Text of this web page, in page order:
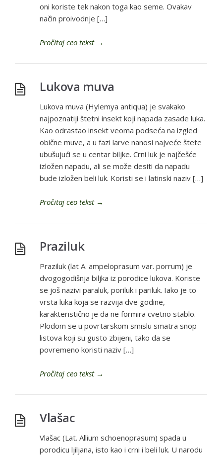
oni koriste tek nakon toga kao seme. Ovakav
način proivodnje […]
Pročitaj ceo tekst→
Lukova muva
Lukova muva (Hylemya antiqua) je svakako
najpoznatiji štetni insekt koji napada zasade luka.
Kao odrastao insekt veoma podseća na izgled
obične muve, a u fazi larve nanosi najveće štete
ubušujući se u centar biljke. Crni luk je najčešće
izložen napadu, ali se može desiti da napadu
bude izložen beli luk. Koristi se i latinski naziv […]
Pročitaj ceo tekst→
Praziluk
Praziluk (lat A. ampeloprasum var. porrum) je
dvogogodišnja biljka iz porodice lukova. Koriste
se još nazivi paraluk, poriluk i pariluk. Iako je to
vrsta luka koja se razvija dve godine,
karakteristično je da ne formira cvetno stablo.
Plodom se u povrtarskom smislu smatra snop
listova koji su gusto zbijeni, tako da se
povremeno koristi naziv […]
Pročitaj ceo tekst→
Vlašac
Vlašac (Lat. Allium schoenoprasum) spada u
porodicu ljiljana, isto kao i crni i beli luk. U narodu